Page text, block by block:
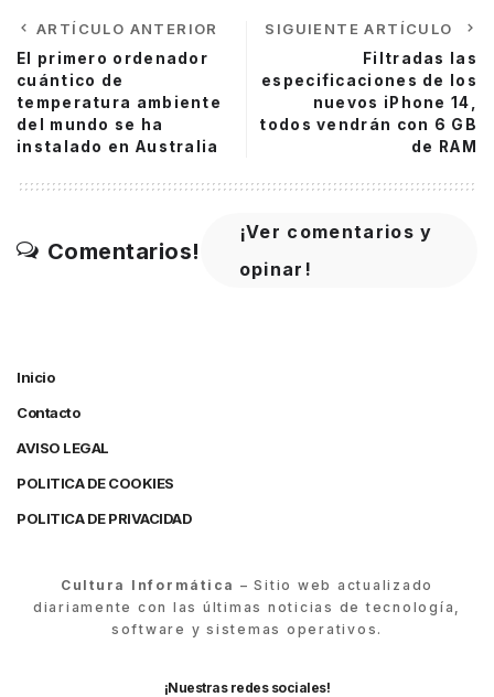
ARTÍCULO ANTERIOR
El primero ordenador
cuántico de
temperatura ambiente
del mundo se ha
instalado en Australia
SIGUIENTE ARTÍCULO
Filtradas las
especificaciones de los
nuevos iPhone 14,
todos vendrán con 6 GB
de RAM
Comentarios!
¡Ver comentarios y
opinar!
Inicio
Contacto
AVISO LEGAL
POLITICA DE COOKIES
POLITICA DE PRIVACIDAD
Cultura Informática – Sitio web actualizado
diariamente con las últimas noticias de tecnología,
software y sistemas operativos.
¡Nuestras redes sociales!